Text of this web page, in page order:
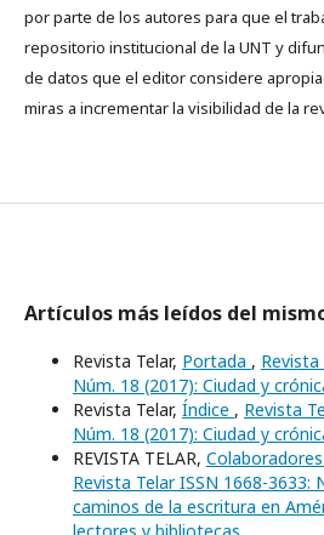
por parte de los autores para que el
repositorio institucional de la UNT y
de datos que el editor considere
miras a incrementar la visibilidad de la
Artículos más leídos del
Revista Telar, Portada , Revista
Núm. 18 (2017): Ciudad y
Revista Telar, Índice , Revista
Núm. 18 (2017): Ciudad y
REVISTA TELAR,
Revista Telar ISSN 1668-3633:
caminos de la escritura en